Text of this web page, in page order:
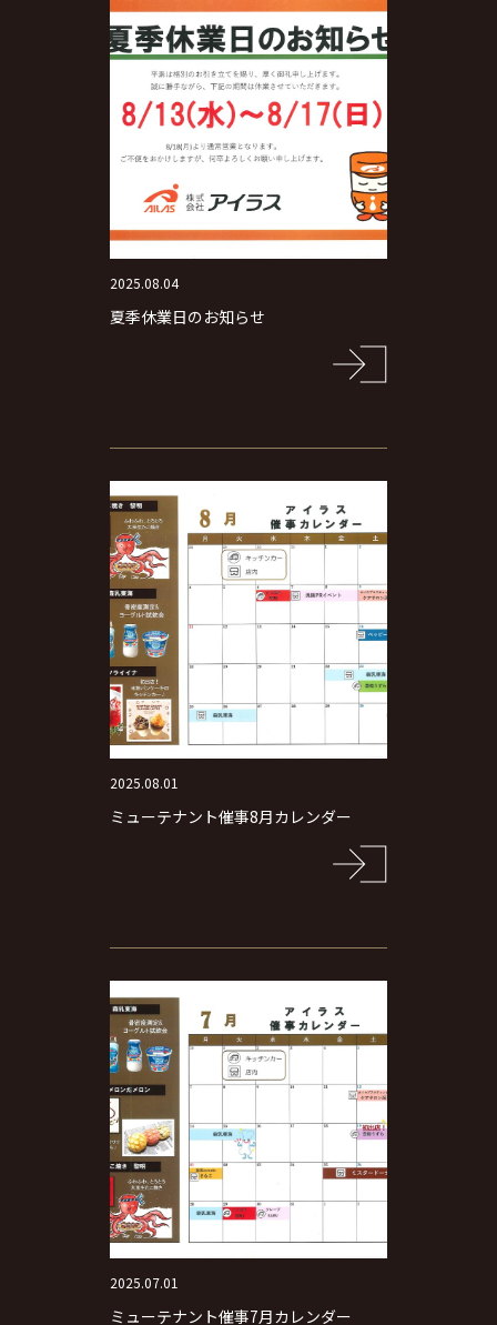
2025.08.04
夏季休業日のお知らせ
2025.08.01
ミューテナント催事8月カレンダー
2025.07.01
ミューテナント催事7月カレンダー